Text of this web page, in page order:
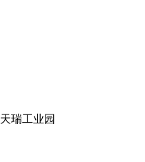
瑞工业园